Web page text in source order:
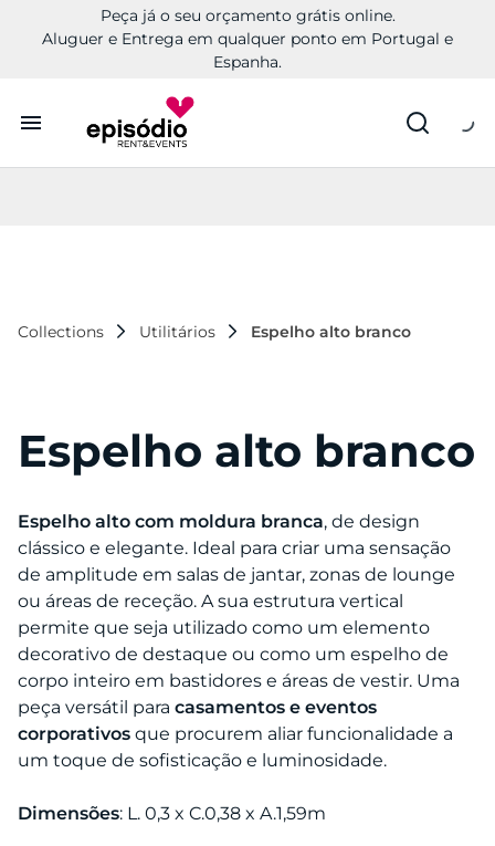
Peça já o seu orçamento grátis online.
Aluguer e Entrega em qualquer ponto em Portugal e
Espanha.
Aluguer
Collections Utilitários Espelho alto branco
Espelho alto branco
Espelho alto com moldura branca, de design
clássico e elegante. Ideal para criar uma sensação
de amplitude em salas de jantar, zonas de lounge
ou áreas de receção. A sua estrutura vertical
permite que seja utilizado como um elemento
decorativo de destaque ou como um espelho de
corpo inteiro em bastidores e áreas de vestir. Uma
peça versátil para casamentos e eventos
corporativos que procurem aliar funcionalidade a
um toque de sofisticação e luminosidade.
Dimensões: L. 0,3 x C.0,38 x A.1,59m